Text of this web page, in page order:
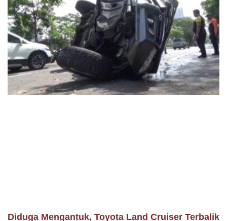
Diduga Mengantuk, Toyota Land Cruiser Terbalik